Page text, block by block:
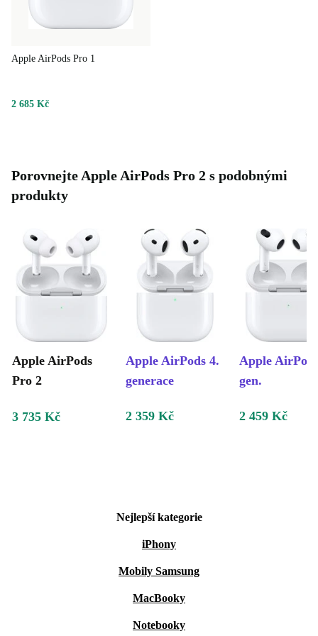
nabíječkou MagSafe, s nabíječkou Apple Watch, s
jakoukoli bezdrátovou nabíječkou certifikovanou Qi a
také klasicky pomocí kabelu.
Apple AirPods Pro 1
2 685 Kč
Porovnejte Apple AirPods Pro 2 s podobnými
produkty
Apple AirPods
Pro 2
Apple AirPods 4.
generace
Apple
gen.
3 735 Kč 2 359 Kč 2 459 Kč
Nejlepší kategorie
iPhony
Mobily Samsung
MacBooky
Notebooky